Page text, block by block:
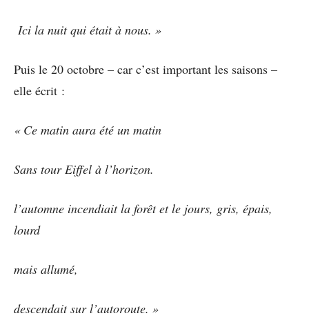
Ici la nuit qui était à nous. »
Puis le 20 octobre – car c’est important les saisons –
elle écrit :
« Ce matin aura été un matin
Sans tour Eiffel à l’horizon.
l’automne incendiait la forêt et le jours, gris, épais,
lourd
mais allumé,
descendait sur l’autoroute. »